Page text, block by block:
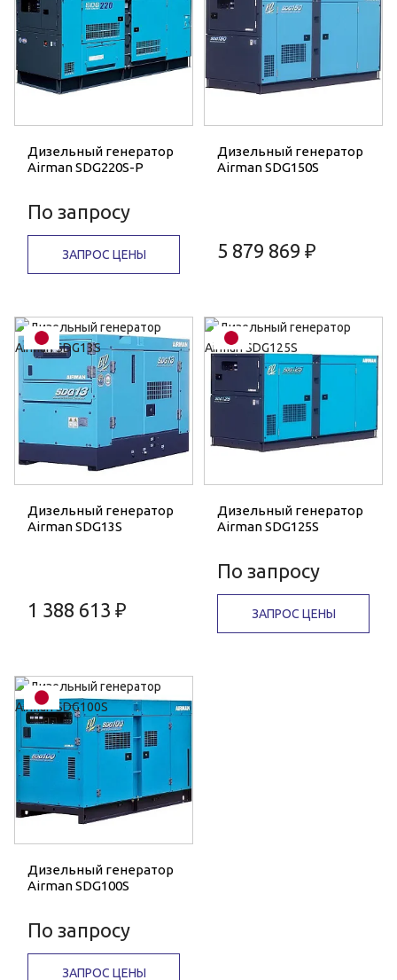
Дизельный генератор
Airman SDG220S-P
По запросу
ЗАПРОС ЦЕНЫ
Дизельный генератор
Airman SDG150S
5 879 869 ₽
Дизельный генератор
Airman SDG13S
1 388 613 ₽
Дизельный генератор
Airman SDG125S
По запросу
ЗАПРОС ЦЕНЫ
Дизельный генератор
Airman SDG100S
По запросу
ЗАПРОС ЦЕНЫ